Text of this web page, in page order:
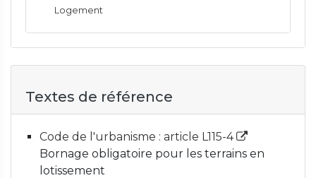
Logement
Textes de référence
Code de l'urbanisme : article L115-4
Bornage obligatoire pour les terrains en
lotissement